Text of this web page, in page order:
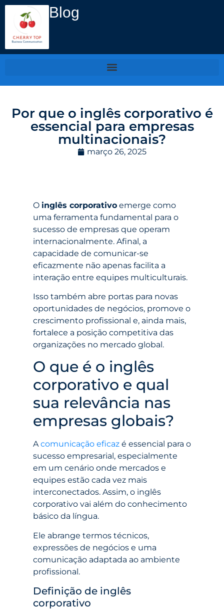
Blog
Por que o inglês corporativo é
essencial para empresas
multinacionais​?
março 26, 2025
O inglês corporativo emerge como
uma ferramenta fundamental para o
sucesso de empresas que operam
internacionalmente. Afinal, a
capacidade de comunicar-se
eficazmente não apenas facilita a
interação entre equipes multiculturais.
Isso também abre portas para novas
oportunidades de negócios, promove o
crescimento profissional e, ainda mais,
fortalece a posição competitiva das
organizações no mercado global.
O que é o inglês
corporativo e qual
sua relevância nas
empresas globais?
Acomunicação eficaz é essencial para o
sucesso empresarial, especialmente
em um cenário onde mercados e
equipes estão cada vez mais
interconectados. Assim, o inglês
corporativo vai além do conhecimento
básico da língua.
Ele abrange termos técnicos,
expressões de negócios e uma
comunicação adaptada ao ambiente
profissional.
Definição de inglês
corporativo